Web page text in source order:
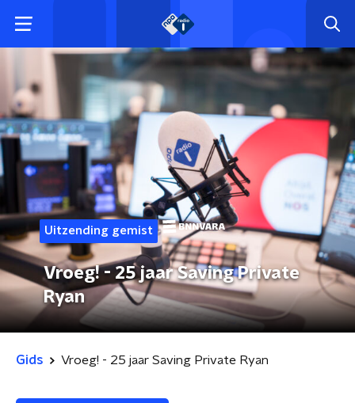
Uitzending gemist
Vroeg! - 25 jaar Saving Private
Ryan
Gids Vroeg! - 25 jaar Saving Private Ryan